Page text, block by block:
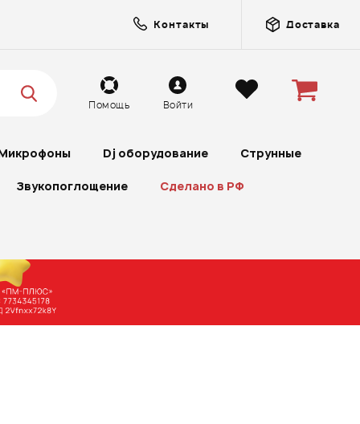
Контакты Доставка
Помощь Войти
Dj оборудование Струнные
Звукопоглощение Сделано в РФ